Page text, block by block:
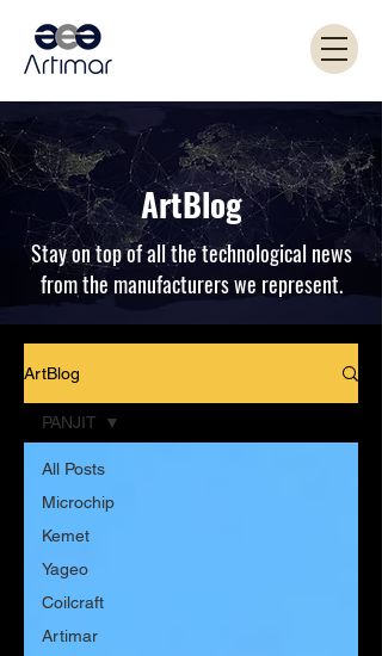
ArtBlog
Stay on top of all the technological news
from the manufacturers we represent.
ArtBlog
All Posts
Microchip
Kemet
Yageo
Coilcraft
Artimar
PANJIT